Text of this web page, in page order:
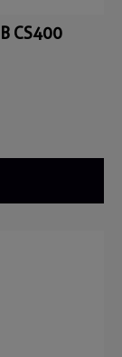
CS400